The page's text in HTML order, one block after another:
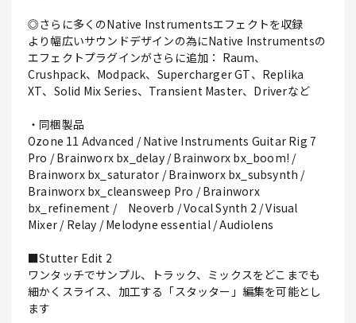
◎さらに多くのNative Instrumentsエフェクトを収録
より幅広いサウンドデザインの為にNative Instrumentsの
エフェクトプラグインがさらに追加： Raum、
Crushpack、Modpack、Supercharger GT、Replika
XT、Solid Mix Series、Transient Master、Driverなど
・同梱製品
Ozone 11 Advanced / Native Instruments Guitar Rig 7
Pro / Brainworx bx_delay / Brainworx bx_boom! /
Brainworx bx_saturator / Brainworx bx_subsynth /
Brainworx bx_cleansweep Pro / Brainworx
bx_refinement / Neoverb / Vocal Synth 2 / Visual
Mixer / Relay / Melodyne essential / Audiolens
■Stutter Edit 2
ワンタッチでサンプル、トラック、ミックスをどこまでも
細かくスライス、加工する「スタッター」編集を可能とし
ます